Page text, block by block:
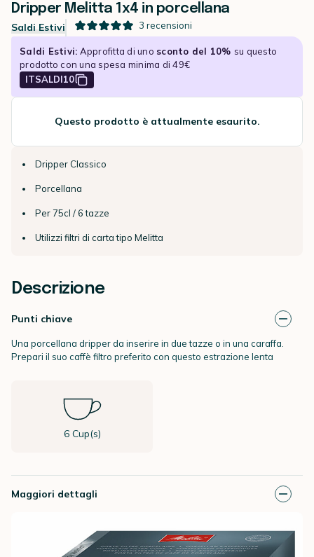
Dripper Melitta 1x4 in porcellana
Saldi Estivi 3 recensioni
Saldi Estivi: Approfitta di uno sconto del 10% su questo
prodotto con una spesa minima di 49€
ITSALDI10
Questo prodotto è attualmente esaurito.
Dripper Classico
Porcellana
Per 75cl / 6 tazze
Utilizzi filtri di carta tipo Melitta
Descrizione
Punti chiave
Una porcellana dripper da inserire in due tazze o in una caraffa.
Prepari il suo caffè filtro preferito con questo estrazione lenta
6 Cup(s)
Maggiori dettagli